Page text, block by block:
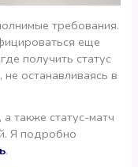
требования.
еще
получить статус
останавливаясь в
также статус-матч
Я подробно
.